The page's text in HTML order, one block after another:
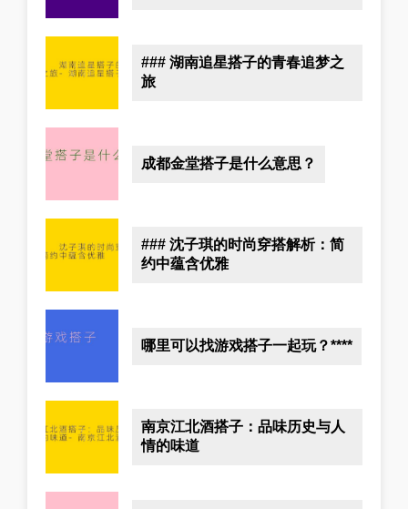
### 湖南追星搭子的青春追梦之
旅
成都金堂搭子是什么意思？
### 沈子琪的时尚穿搭解析：简
约中蕴含优雅
哪里可以找游戏搭子一起玩？****
南京江北酒搭子：品味历史与人
情的味道